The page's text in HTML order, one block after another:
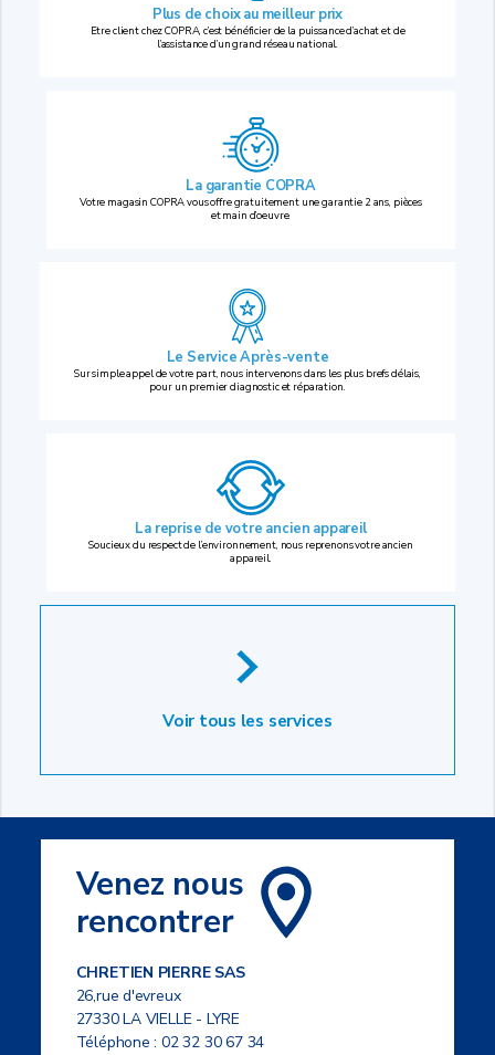
Plus de choix au meilleur prix
Etre client chez COPRA, c’est bénéficier de la puissance d’achat et de
l’assistance d’un grand réseau national.
La garantie COPRA
Votre magasin COPRA vous offre gratuitement une garantie 2 ans, pièces
et main d’oeuvre.
Le Service Après-vente
Sur simple appel de votre part, nous intervenons dans les plus brefs délais,
pour un premier diagnostic et réparation.
La reprise de votre ancien appareil
Soucieux du respect de l’environnement, nous reprenons votre ancien
appareil.
Voir tous les services
Venez nous
rencontrer
CHRETIEN PIERRE SAS
26,rue d'evreux
27330 LA VIELLE - LYRE
Téléphone :02 32 30 67 34